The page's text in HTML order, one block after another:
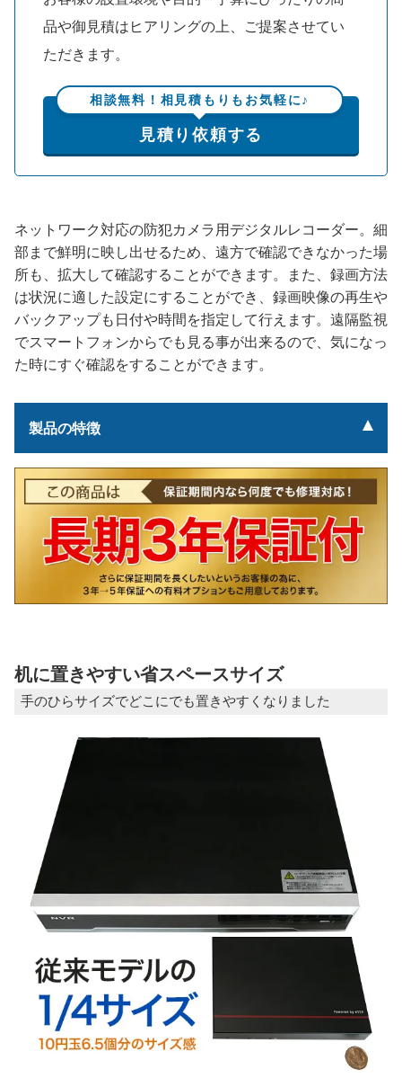
品や御見積はヒアリングの上、ご提案させてい
ただきます。
相談無料！相見積もりもお気軽に♪
見積り依頼する
ネットワーク対応の防犯カメラ用デジタルレコーダー。細
部まで鮮明に映し出せるため、遠方で確認できなかった場
所も、拡大して確認することができます。また、録画方法
は状況に適した設定にすることができ、録画映像の再生や
バックアップも日付や時間を指定して行えます。遠隔監視
でスマートフォンからでも見る事が出来るので、気になっ
た時にすぐ確認をすることができます。
製品の特徴
机に置きやすい省スペースサイズ
手のひらサイズでどこにでも置きやすくなりました